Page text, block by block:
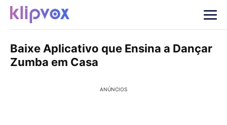
Baixe Aplicativo que Ensina a Dançar
Zumba em Casa
ANÚNCIOS